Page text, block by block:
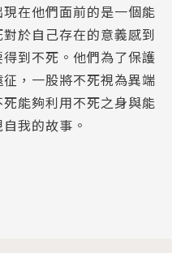
在他們面前的是一個能
於自己存在的意義感到
到不死。他們為了保護
，一股將不死視為異端
能夠利用不死之身與能
我的故事。